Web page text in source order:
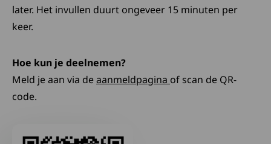
later. Het invullen duurt ongeveer 15 minuten per
keer.
Hoe kun je deelnemen?
Meld je aan via deaanmeldpagina Deze link opent in
of scan de QR-
code.